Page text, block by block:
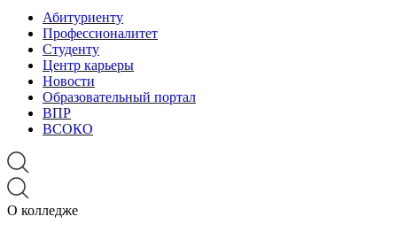
Абитуриенту
Профессионалитет
Студенту
Центр карьеры
Новости
Образовательный портал
ВПР
ВСОКО
О колледже